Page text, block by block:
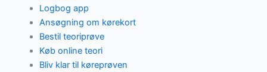
Logbog app
Ansøgning om kørekort
Bestil teoriprøve
Køb online teori
Bliv klar til køreprøven